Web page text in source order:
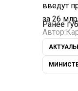
введут
за 26
Ранее
Автор: